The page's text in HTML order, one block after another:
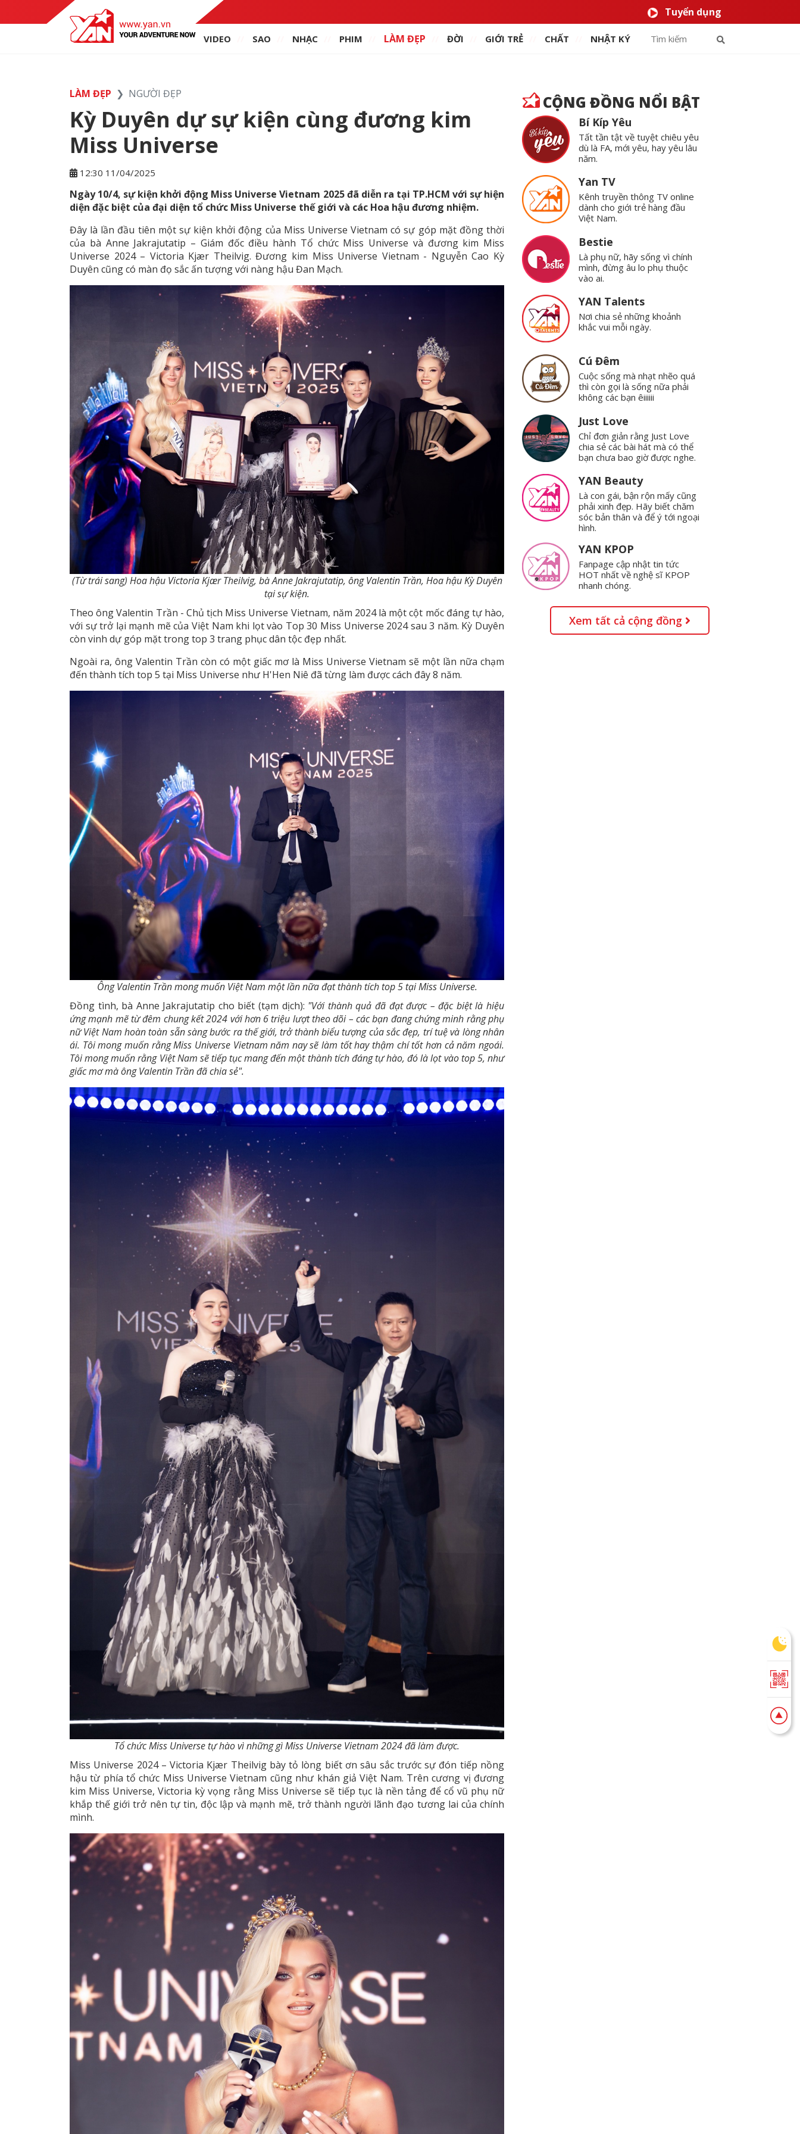
Tuyển dụng
VIDEO SAO NHẠC PHIM LÀM ĐẸP ĐỜI GIỚI TRẺ CHẤT NHẬT KÝ
LÀM ĐẸP NGƯỜI ĐẸP
Kỳ Duyên dự sự kiện cùng đương kim
Miss Universe
12:30 11/04/2025
Ngày 10/4, sự kiện khởi động Miss Universe Vietnam 2025 đã diễn ra tại TP.HCM với sự hiện
diện đặc biệt của đại diện tổ chức Miss Universe thế giới và các Hoa hậu đương nhiệm.
Đây là lần đầu tiên một sự kiện khởi động của Miss Universe Vietnam có sự góp mặt đồng thời
của bà Anne Jakrajutatip – Giám đốc điều hành Tổ chức Miss Universe và đương kim Miss
Universe 2024 – Victoria Kjær Theilvig. Đương kim Miss Universe Vietnam - Nguyễn Cao Kỳ
Duyên cũng có màn đọ sắc ấn tượng với nàng hậu Đan Mạch.
(Từ trái sang) Hoa hậu Victoria Kjær Theilvig, bà Anne Jakrajutatip, ông Valentin Trần, Hoa hậu Kỳ Duyên
tại sự kiện.
Theo ông Valentin Trần - Chủ tịch Miss Universe Vietnam, năm 2024 là một cột mốc đáng tự hào,
với sự trở lại mạnh mẽ của Việt Nam khi lọt vào Top 30 Miss Universe 2024 sau 3 năm. Kỳ Duyên
còn vinh dự góp mặt trong top 3 trang phục dân tộc đẹp nhất.
Ngoài ra, ông Valentin Trần còn có một giấc mơ là Miss Universe Vietnam sẽ một lần nữa chạm
đến thành tích top 5 tại Miss Universe như H'Hen Niê đã từng làm được cách đây 8 năm.
Ông Valentin Trần mong muốn Việt Nam một lần nữa đạt thành tích top 5 tại Miss Universe.
Đồng tình, bà Anne Jakrajutatip cho biết (tạm dịch): "Với thành quả đã đạt được – đặc biệt là hiệu
ứng mạnh mẽ từ đêm chung kết 2024 với hơn 6 triệu lượt theo dõi – các bạn đang chứng minh rằng phụ
nữ Việt Nam hoàn toàn sẵn sàng bước ra thế giới, trở thành biểu tượng của sắc đẹp, trí tuệ và lòng nhân
ái. Tôi mong muốn rằng Miss Universe Vietnam năm nay sẽ làm tốt hay thậm chí tốt hơn cả năm ngoái.
Tôi mong muốn rằng Việt Nam sẽ tiếp tục mang đến một thành tích đáng tự hào, đó là lọt vào top 5, như
giấc mơ mà ông Valentin Trần đã chia sẻ".
Tổ chức Miss Universe tự hào vì những gì Miss Universe Vietnam 2024 đã làm được.
Miss Universe 2024 – Victoria Kjær Theilvig bày tỏ lòng biết ơn sâu sắc trước sự đón tiếp nồng
hậu từ phía tổ chức Miss Universe Vietnam cũng như khán giả Việt Nam. Trên cương vị đương
kim Miss Universe, Victoria kỳ vọng rằng Miss Universe sẽ tiếp tục là nền tảng để cổ vũ phụ nữ
khắp thế giới trở nên tự tin, độc lập và mạnh mẽ, trở thành người lãnh đạo tương lai của chính
mình.
CỘNG ĐỒNG NỔI BẬT
Bí Kíp Yêu
Tất tần tật về tuyệt chiêu yêu
dù là FA, mới yêu, hay yêu lâu
năm.
Yan TV
Kênh truyền thông TV online
dành cho giới trẻ hàng đầu
Việt Nam.
Bestie
Là phụ nữ, hãy sống vì chính
mình, đừng âu lo phụ thuộc
vào ai.
YAN Talents
Nơi chia sẻ những khoảnh
khắc vui mỗi ngày.
Cú Đêm
Cuộc sống mà nhạt nhẽo quá
thì còn gọi là sống nữa phải
không các bạn êiiiiii
Just Love
Chỉ đơn giản rằng Just Love
chia sẻ các bài hát mà có thể
bạn chưa bao giờ được nghe.
YAN Beauty
Là con gái, bận rộn mấy cũng
phải xinh đẹp. Hãy biết chăm
sóc bản thân và để ý tới ngoại
hình.
YAN KPOP
Fanpage cập nhật tin tức
HOT nhất về nghệ sĩ KPOP
nhanh chóng.
Xem tất cả cộng đồng